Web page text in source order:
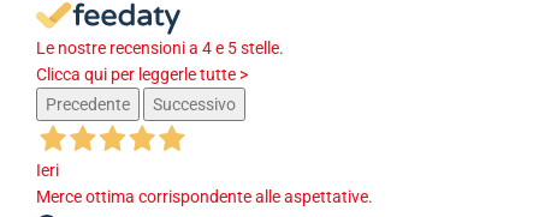
Le nostre recensioni a 4 e 5 stelle.
Clicca qui per leggerle tutte >
Precedente
Successivo
Ieri
Merce ottima corrispondente alle aspettative.